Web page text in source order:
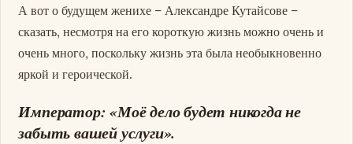
А вот о будущем женихе – Александре Кутайсове –
сказать, несмотря на его короткую жизнь можно очень и
очень много, поскольку жизнь эта была необыкновенно
яркой и героической.
Император: «Моё дело будет никогда не
забыть вашей услуги».